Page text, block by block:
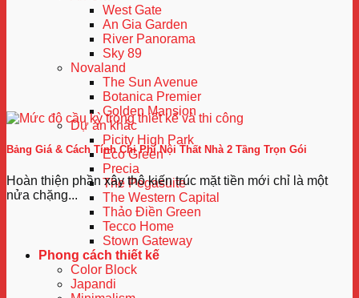
West Gate
An Gia Garden
River Panorama
Sky 89
Novaland
The Sun Avenue
Botanica Premier
Golden Mansion
Dự án khác
Picity High Park
Eco Green
Precia
The Pegasuite
The Western Capital
Thảo Điền Green
Tecco Home
Stown Gateway
Phong cách thiết kế
Color Block
Japandi
Bảng Giá & Cách Tính Chi Phí Nội Thất Nhà 2 Tầng Trọn Gói
Hoàn thiện phần xây thô kiến trúc mặt tiền mới chỉ là một
nửa chặng...